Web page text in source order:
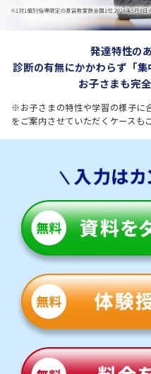
発達特性の
診断の有無にかかわらず 「
お子さまも完
※お子さまの特性や学習の様子に
をご案内させていただくケースも